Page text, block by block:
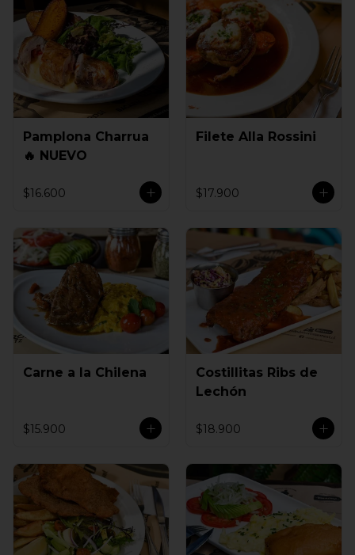
Pamplona Charrua
🔥 NUEVO
$16.600
Filete Alla Rossini
$17.900
Carne a la Chilena
$15.900
Costillitas Ribs de
Lechón
$18.900